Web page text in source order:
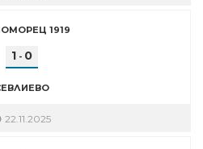
1919
1 - 0
22.11.2025